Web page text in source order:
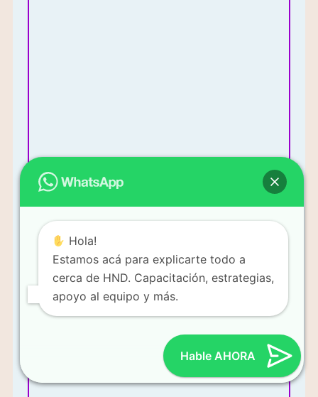
Mi enfoque es vender productos y construir un equipo de
Hola!
Estamos acá para explicarte todo a
cerca de HND. Capacitación, estrategias,
apoyo al equipo y más.
Hable AHORA